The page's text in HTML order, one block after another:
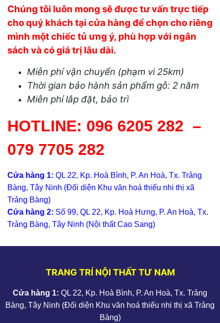
Chúng tôi luôn mong sẽ được tư vấn trực tiếp
cho quý khách tại cửa hàng để chọn cho riêng
mình một chiếc tủ ưng ý, phù hợp với ngân
sách và có giá trị lâu dài.
Miễn phí vận chuyển (phạm vi 25km)
Thời gian bảo hành sản phẩm gỗ: 2 năm
Miễn phí lắp đặt, bảo trì
HOTLINE: 096 6205 282 –
079 7705 282
Cửa hàng 1: QL 22, Kp. Hoà Bình, P. An Hoà, Tx. Trảng
Bàng, Tây Ninh (Đối diện Khu văn hoá thiếu nhi thị xã
Trảng Bàng)
Cửa hàng 2: Số 99, QL 22, Kp. Hoà Hưng, P. An Hoà, Tx.
Trảng Bàng, Tây Ninh (Nội thất Cao Sang)
TRANG TRÍ NỘI THẤT TƯ NAM
Cửa hàng 1: QL 22, Kp. Hoà Bình, P. An Hoà, Tx. Trảng
Bàng, Tây Ninh (Đối diện Khu văn hoá thiếu nhi thị xã Trảng
Bàng)